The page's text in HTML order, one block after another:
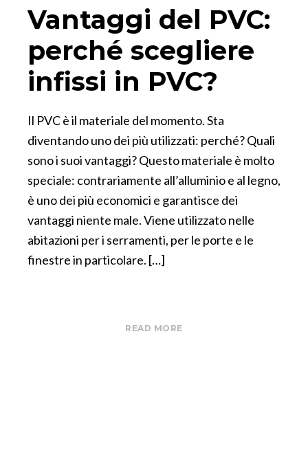
Vantaggi del PVC:
perché scegliere
infissi in PVC?
Il PVC è il materiale del momento. Sta
diventando uno dei più utilizzati: perché? Quali
sono i suoi vantaggi? Questo materiale è molto
speciale: contrariamente all’alluminio e al legno,
è uno dei più economici e garantisce dei
vantaggi niente male. Viene utilizzato nelle
abitazioni per i serramenti, per le porte e le
finestre in particolare. […]
READ MORE